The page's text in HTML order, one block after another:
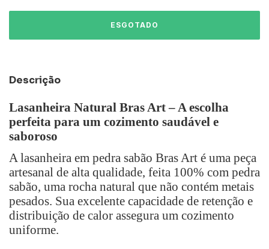
Descrição
Lasanheira Natural Bras Art – A escolha
perfeita para um cozimento saudável e
saboroso
A lasanheira em pedra sabão Bras Art é uma peça
artesanal de alta qualidade, feita 100% com pedra
sabão, uma rocha natural que não contém metais
pesados. Sua excelente capacidade de retenção e
distribuição de calor assegura um cozimento
uniforme.